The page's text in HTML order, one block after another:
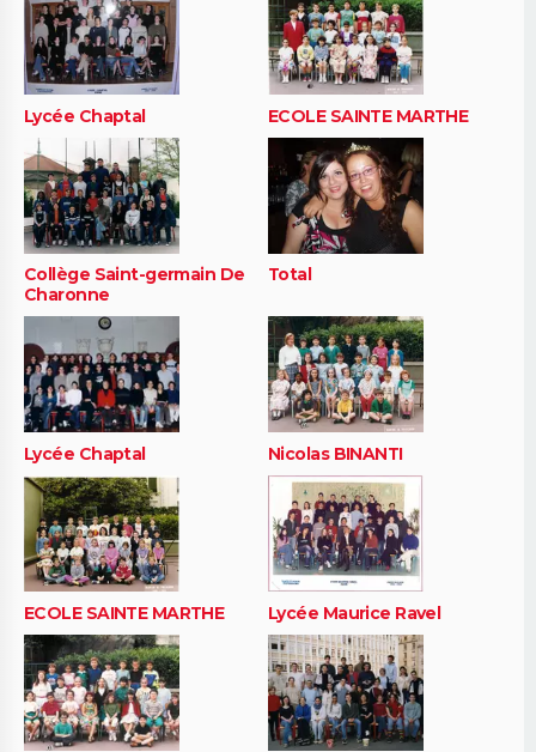
Lycée Chaptal ECOLE SAINTE MARTHE
Collège Saint-germain De
Charonne
Total
Lycée Chaptal Nicolas BINANTI
ECOLE SAINTE MARTHE Lycée Maurice Ravel